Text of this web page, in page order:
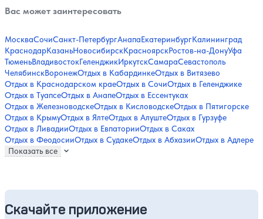
Вас может заинтересовать
МоскваСочиСанкт-ПетербургАнапаЕкатеринбургКалининград
КраснодарКазаньНовосибирскКрасноярскРостов-на-ДонуУфа
ТюменьВладивостокГеленджикИркутскСамараСевастополь
ЧелябинскВоронежОтдых в КабардинкеОтдых в Витязево
Отдых в Краснодарском краеОтдых в СочиОтдых в Геленджике
Отдых в ТуапсеОтдых в АнапеОтдых в Ессентуках
Отдых в ЖелезноводскеОтдых в КисловодскеОтдых в Пятигорске
Отдых в КрымуОтдых в ЯлтеОтдых в АлуштеОтдых в Гурзуфе
Отдых в ЛивадииОтдых в ЕвпаторииОтдых в Саках
Отдых в ФеодосииОтдых в СудакеОтдых в АбхазииОтдых в Адлере
Показать все
Скачайте приложение